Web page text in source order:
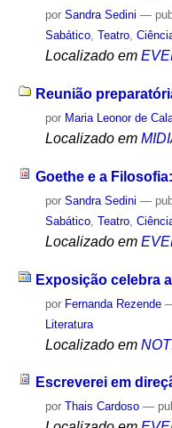
porSandra Sedini —
Sabático,Teatro,
Localizado em
Reunião
por Maria Leonor de
Localizado em
Goethe e a
porSandra Sedini —
Sabático ,Teatro ,
Localizado em
Exposição celebra
por Fernanda Rezende
Literatura
Localizado em
Escreverei em
porThais Cardoso —